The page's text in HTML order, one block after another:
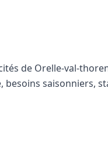
de Orelle-val-
saisonniers,